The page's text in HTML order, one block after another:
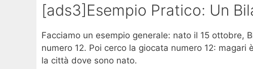
[ads3]Esempio Pratico: Un
Facciamo un esempio generale: nato il 15 ottobre,
numero 12. Poi cerco la giocata numero 12:
la città dove sono nato.